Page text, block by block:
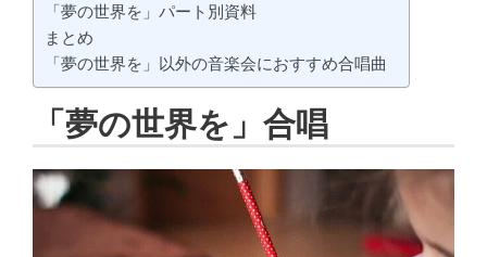
「夢の世界を」パート別資料
まとめ
「夢の世界を」以外の音楽会におすすめ合唱曲
「夢の世界を」合唱